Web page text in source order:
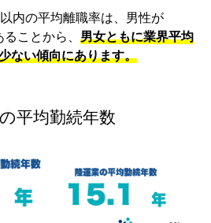
内の平均離職率は、男性が
ることから、 男女ともに業界平均
ない傾向にあります。
平均勤続年数